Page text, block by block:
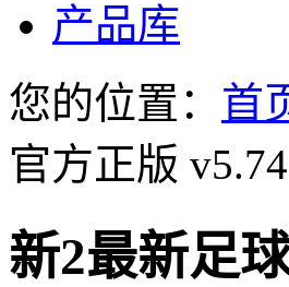
产品库
您的位置： 首
官方正版
新2最新足